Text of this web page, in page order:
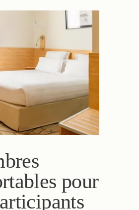
pour